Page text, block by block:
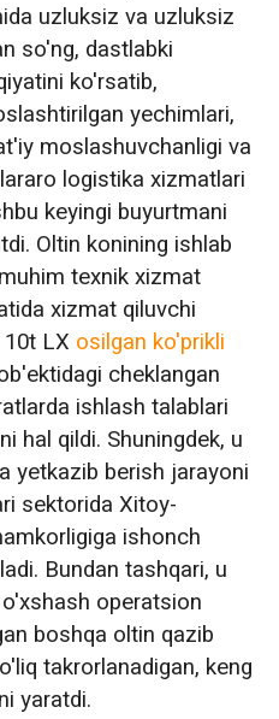
o'z vaqtida
uchun yuk
etish
muvaffaqiyati
va
biznesning
uzluksiz va uzluksiz
so'ng, dastlabki
ko'rsatib,
yechimlari,
moslashuvchanligi va
logistika xizmatlari
keyingi buyurtmani
Oltin konining ishlab
texnik xizmat
xizmat qiluvchi
LX osilgan ko'prikli
cheklangan
ishlash talablari
hal qildi. Shuningdek, u
yetkazib berish jarayoni
sektorida Xitoy-
ishonch
Bundan tashqari, u
operatsion
boshqa oltin qazib
takrorlanadigan, keng
yaratdi.